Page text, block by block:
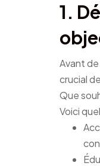
1.
Avant
crucial
Que
Voici